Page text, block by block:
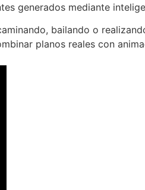
generados mediante
bailando o
planos reales con